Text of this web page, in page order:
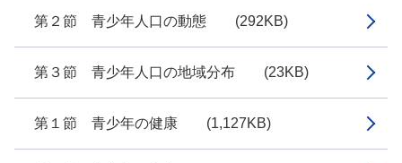
第２節 青少年人口の動態 (292KB)
第３節 青少年人口の地域分布 (23KB)
第１節 青少年の健康 (1,127KB)